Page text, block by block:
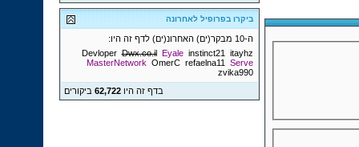
ביקרו בפרופיל לאחרונה
ה-10 מבקר(ים) האחרונ(ים) לדף זה היו:
Devloper Dwx.co.il Eyale instinct21
itayhz
MasterNetwork OmerC refaelna11
Serve
zvika990
בדף זה היו62,722 ביקורים